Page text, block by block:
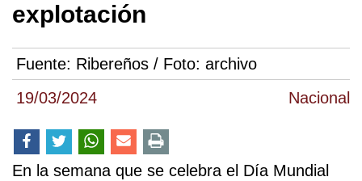
19/03/2024 Nacional
explotación
Fuente: Ribereños / Foto: archivo
En la semana que se celebra el Día Mundial